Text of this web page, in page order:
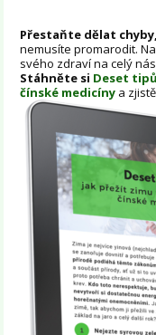
Přestaňte dělat
nemusíte promarodit.
svého zdraví na celý
Stáhněte si Deset
čínské medicíny a